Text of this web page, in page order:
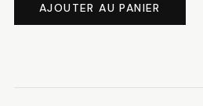
Perles
foncé
AJOUTER AU PANIER